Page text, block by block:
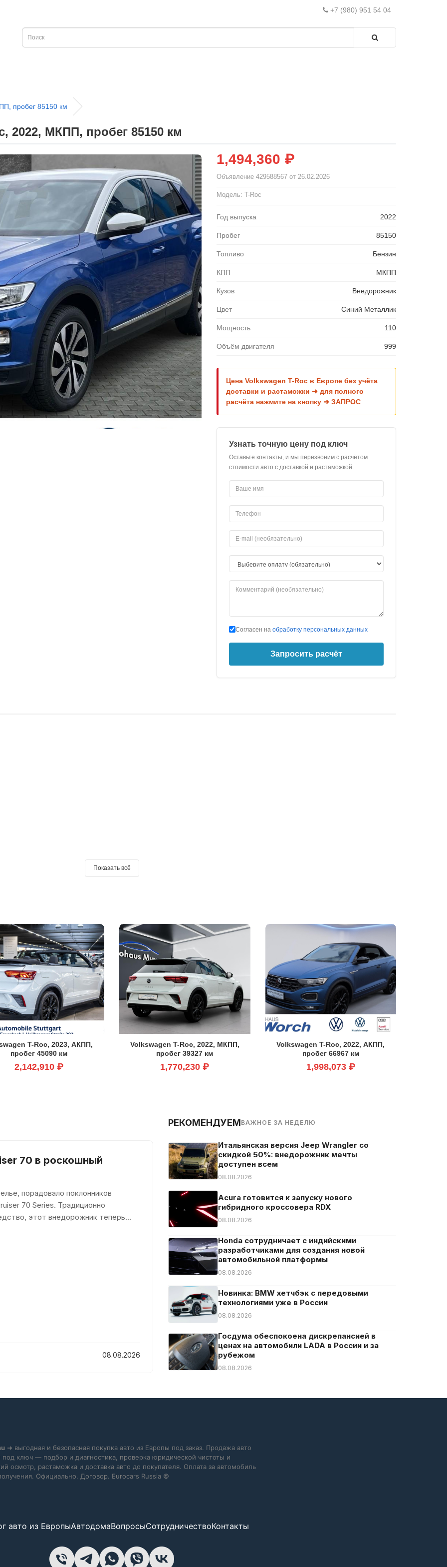
+7 (980) 951 54 04
пробег 85150 км
2022, МКПП, пробег 85150 км
1,494,360 ₽
Объявление 429588567 от 26.02.2026
Модель: T-Roc
Год выпуска 2022
Пробег 85150
Топливо Бензин
КПП МКПП
Кузов Внедорожник
Цвет Синий Металлик
Мощность 110
Объём двигателя 999
Цена Volkswagen T-Roc в Европе без учёта
доставки и растаможки ➜ для полного
расчёта нажмите на кнопку ➜ ЗАПРОС
Узнать точную цену под ключ
Оставьте контакты, и мы перезвоним с расчётом
стоимости авто с доставкой и растаможкой.
Согласен на обработку персональных данных
Запросить расчёт
Показать всё
T-Roc, 2023, АКПП,
пробег 45090 км
2,142,910 ₽
Volkswagen T-Roc, 2022, МКПП,
пробег 39327 км
1,770,230 ₽
Volkswagen T-Roc, 2022, АКПП,
пробег 66967 км
1,998,073 ₽
70 в роскошный
порадовало поклонников
70 Series. Традиционно
этот внедорожник теперь
08.08.2026
РЕКОМЕНДУЕМВАЖНОЕ ЗА НЕДЕЛЮ
Итальянская версия Jeep Wrangler со
скидкой 50%: внедорожник мечты
доступен всем
08.08.2026
Acura готовится к запуску нового
гибридного кроссовера RDX
08.08.2026
Honda сотрудничает с индийскими
разработчиками для создания новой
автомобильной платформы
08.08.2026
Новинка: BMW хетчбэк с передовыми
технологиями уже в России
08.08.2026
Госдума обеспокоена дискрепансией в
ценах на автомобили LADA в России и за
рубежом
08.08.2026
➜ выгодная и безопасная покупка авто из Европы под заказ. Продажа авто
под ключ — подбор и диагностика, проверка юридической чистоты и
осмотр, растаможка и доставка авто до покупателя. Оплата за автомобиль
Официально. Договор. Eurocars Russia ©
авто из ЕвропыАвтодомаВопросыСотрудничествоКонтакты